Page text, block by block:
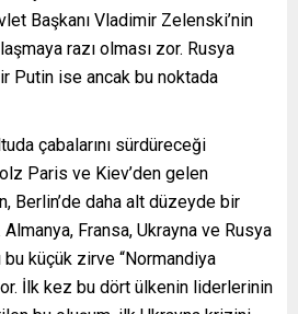
Başkanı Vladimir Zelenski’nin
razı olması zor. Rusya
Putin ise ancak bu noktada
çabalarını sürdüreceği
Paris ve Kiev’den gelen
Berlin’de daha alt düzeyde bir
Fransa, Ukrayna ve Rusya
bu küçük zirve “Normandiya
İlk kez bu dört ülkenin liderlerinin